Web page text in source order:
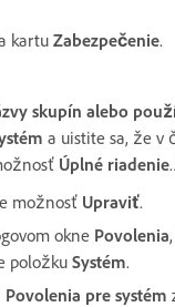
kartu Zabezpečenie.
skupín alebo
a uistite sa, že v
Úplné riadenie
možnosť Upraviť.
okne Povolenia
položku Systém.
Povolenia pre systém